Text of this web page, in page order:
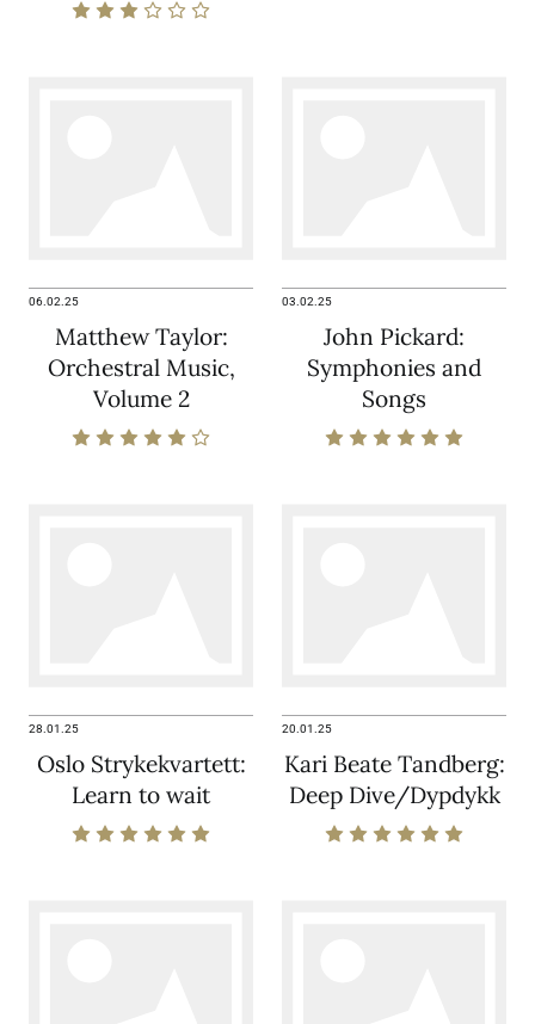
06.02.25
Matthew Taylor:
Orchestral Music,
Volume 2
03.02.25
John Pickard:
Symphonies and
Songs
28.01.25
Oslo Strykekvartett:
Learn to wait
20.01.25
Kari Beate Tandberg:
Deep Dive/Dypdykk